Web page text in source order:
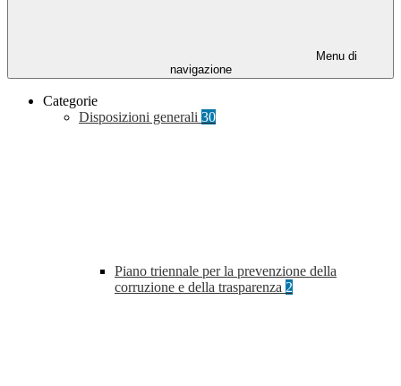
Menu di
navigazione
Categorie
Disposizioni generali 30
Piano triennale per la prevenzione della
corruzione e della trasparenza 2